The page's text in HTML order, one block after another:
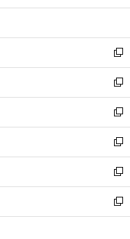
開
ウ
開
く
ン
ウ
で
開
く
ウ
ン
ド
ウ
で
開
く
新
し
い
ウ
ィ
ン
ド
ウ
で
開
く
新
し
い
ウ
ィ
ン
ド
ウ
で
開
新
し
い
ウ
ィ
ン
ド
ウ
新
し
い
ウ
ィ
ン
新
し
い
ウ
新
し